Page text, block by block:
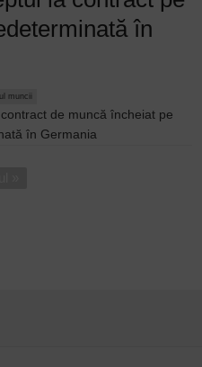
în
muncii
de muncă încheiat pe
în Germania